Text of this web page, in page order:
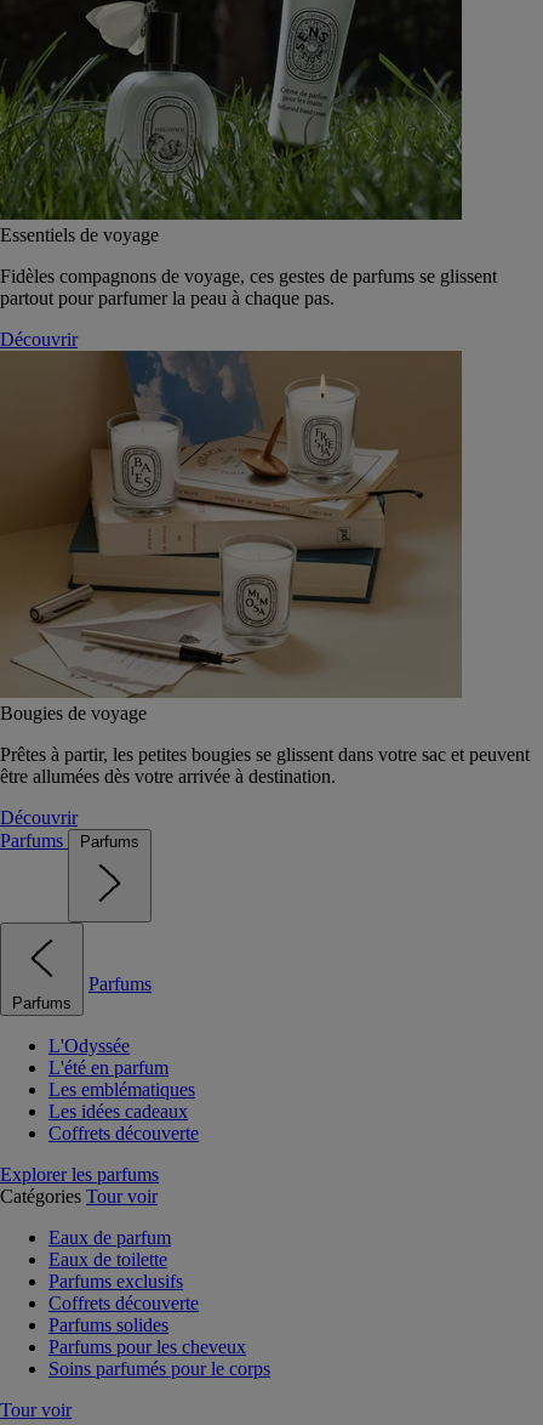
Essentiels de voyage
Fidèles compagnons de voyage, ces gestes de parfums se glissent
partout pour parfumer la peau à chaque pas.
Découvrir
Bougies de voyage
Prêtes à partir, les petites bougies se glissent dans votre sac et peuvent
être allumées dès votre arrivée à destination.
Découvrir
Parfums
Parfums
Parfums
Parfums
L'Odyssée
L'été en parfum
Les emblématiques
Les idées cadeaux
Coffrets découverte
Explorer les parfums
Catégories Tour voir
Eaux de parfum
Eaux de toilette
Parfums exclusifs
Coffrets découverte
Parfums solides
Parfums pour les cheveux
Soins parfumés pour le corps
Tour voir